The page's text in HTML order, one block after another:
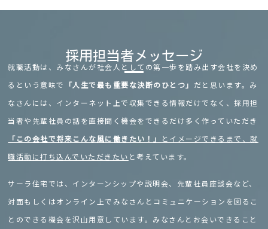
採用担当者メッセージ
就職活動は、みなさんが社会人としての第一歩を踏み出す会社を決め
るという意味で
「人生で最も重要な決断のひとつ」 だと思います。み
なさんには、インターネット上で収集できる情報だけでなく、採用担
当者や先輩社員の話を直接聞く機会をできるだけ多く作っていただき
「この会社で将来こんな風に働きたい！」
とイメージできるまで、就
職活動に打ち込んでいただきたい と考えています。
サーラ住宅では、インターンシップや説明会、先輩社員座談会など、
対面もしくはオンライン上でみなさんとコミュニケーションを図るこ
とのできる機会を沢山用意しています。みなさんとお会いできること